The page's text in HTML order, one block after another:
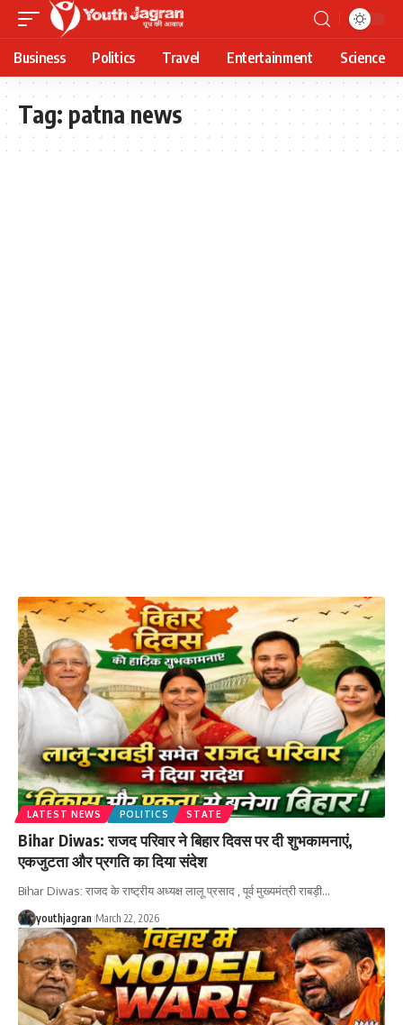
Business Politics Travel Entertainment Science
Tag: patna news
LATEST NEWS POLITICS STATE
Bihar Diwas: राजद परिवार ने बिहार दिवस पर दी शुभकामनाएं,
एकजुटता और प्रगति का दिया संदेश
Bihar Diwas: राजद के राष्ट्रीय अध्यक्ष लालू प्रसाद , पूर्व मुख्यमंत्री राबड़ी…
youthjagran March 22, 2026